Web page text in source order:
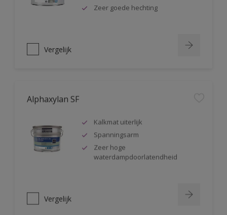
Zeer goede hechting
Vergelijk
Alphaxylan SF
Kalkmat uiterlijk
Spanningsarm
Zeer hoge
waterdampdoorlatendheid
Vergelijk